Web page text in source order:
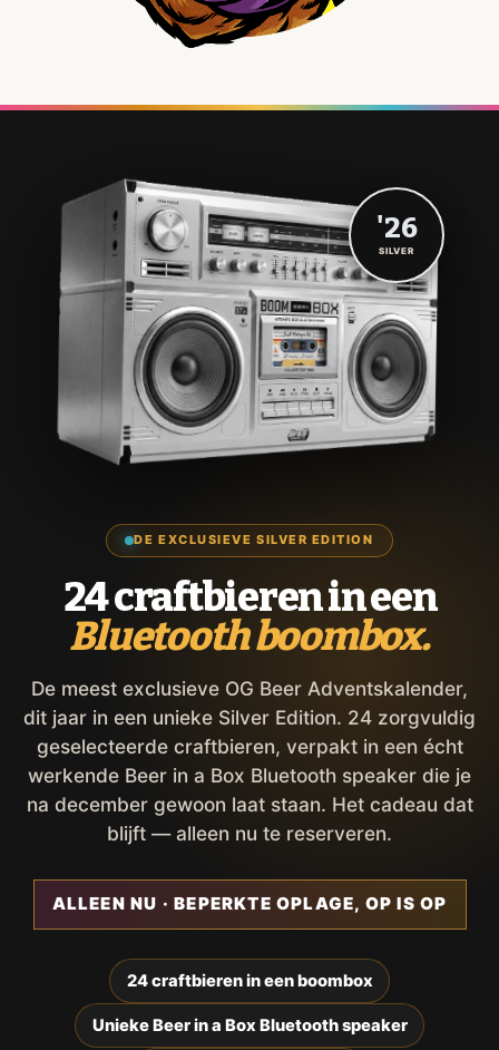
DE EXCLUSIEVE SILVER EDITION
24 craftbieren in een
Bluetooth boombox.
De meest exclusieve OG Beer Adventskalender,
dit jaar in een unieke Silver Edition. 24 zorgvuldig
geselecteerde craftbieren, verpakt in een écht
werkende Beer in a Box Bluetooth speaker die je
na december gewoon laat staan. Het cadeau dat
blijft — alleen nu te reserveren.
ALLEEN NU · BEPERKTE OPLAGE, OP IS OP
24 craftbieren in een boombox
Unieke Beer in a Box Bluetooth speaker
'26
SILVER